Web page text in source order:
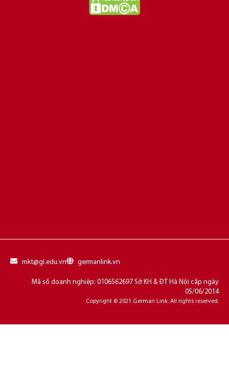
mkt@gl.edu.vn germanlink.vn
Mã số doanh nghiệp: 0106562697 Sở KH & ĐT Hà Nội cấp ngày
05/06/2014
Copyright © 2021 German Link. All rights reserved.